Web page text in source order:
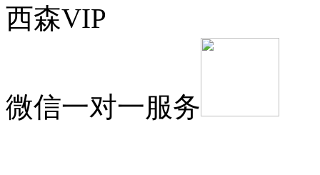
西森VIP
微信一对一服务